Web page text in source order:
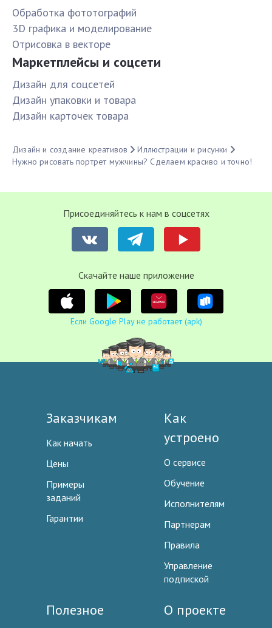
Обработка фототографий
3D графика и моделирование
Отрисовка в векторе
Маркетплейсы и соцсети
Дизайн для соцсетей
Дизайн упаковки и товара
Дизайн карточек товара
Дизайн и создание креативов
Иллюстрации и рисунки
Нужно рисовать портрет мужчины? Сделаем красиво и точно!
Присоединяйтесь к нам в соцсетях
Cкачайте наше приложение
Если Google Play не работает (apk)
Заказчикам
Как начать
Цены
Примеры
заданий
Гарантии
Как
устроено
О сервисе
Обучение
Исполнителям
Партнерам
Правила
Управление
подпиской
Полезное О проекте